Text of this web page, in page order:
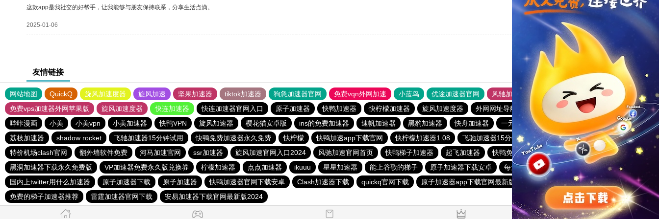
这款app是我社交的好帮手，让我能够与朋友保持联系，分享生活点滴。
2025-01-06 [0]
友情链接
网站地图 QuickQ 旋风加速度器 旋风加速 坚果加速器 tiktok加速器 狗急加速器官网 免费vqn外网加速 小蓝鸟 优途加速器官网 风驰加速器
旋风加速器
免费vps加速器外网苹果版
旋风加速度器 快连加速器 快连加速器官网入口 原子加速器 快鸭加速器 快柠檬加速器 旋风加速度器 外网网址导航 软件中心 雷霆加速
狂飙加速器
哔咔漫画
小美 小美vpn 小美加速器 快鸭VPN 旋风加速器 樱花猫安卓版 ins的免费加速器 速帆加速器 黑豹加速器 快舟加速器 一元机场 天行vapn
小麦加速器
荔枝加速器
shadow rocket 飞驰加速器15分钟试用 快鸭免费加速器永久免费 快柠檬 快鸭加速app下载官网 快柠檬加速器1.08 飞驰加速器15分钟试用
谷歌加速器下载
特价机场clash官网
翻外墙软件免费 河马加速官网 ssr加速器 旋风加速官网入口2024 风驰加速官网首页 快鸭梯子加速器 起飞加速器
快鸭免费加速器永久免费
黑洞加速器下载永久免费版
VP加速器免费永久版兑换券 柠檬加速器 点点加速器 ikuuu 星星加速器 能上谷歌的梯子 原子加速器下载安卓 每天签到送一小时的加速器
小牛加速
国内上twitter用什么加速器
原子加速器下载 原子加速器 快鸭加速器官网下载安卓 Clash加速器下载 quickq官网下载 原子加速器app下载官网最新版
免费跨墙软件
免费的梯子加速器推荐
雷霆加速器官网下载 安易加速器下载官网最新版2024